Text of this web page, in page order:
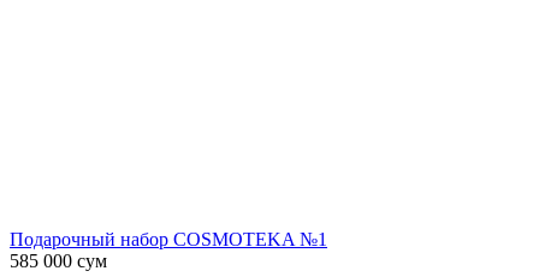
Подарочный набор COSMOTEKA №1
585 000 сум